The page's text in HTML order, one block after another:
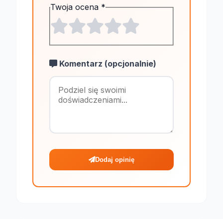
Twoja ocena *
Komentarz (opcjonalnie)
Maksymalnie
Dodaj opinię